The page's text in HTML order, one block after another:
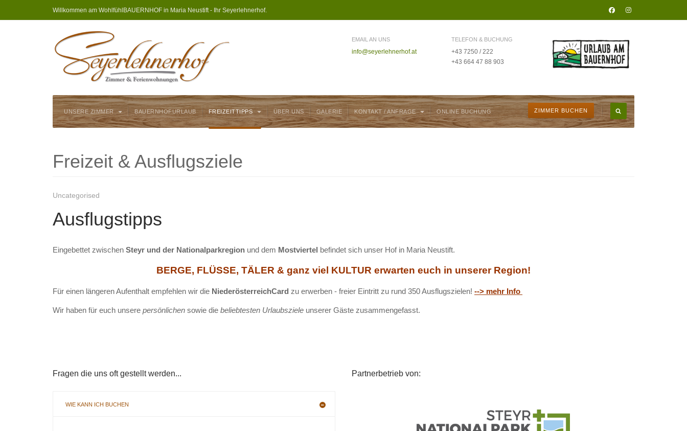
Willkommen am WohlfühlBAUERNHOF in Maria Neustift - Ihr Seyerlehnerhof.
EMAIL AN UNS
info@seyerlehnerhof.at
TELEFON & BUCHUNG
+43 7250 / 222
+43 664 47 88 903
UNSERE ZIMMER BAUERNHOFURLAUB FREIZEITTIPPS ÜBER UNS GALERIE KONTAKT / ANFRAGE ONLINE BUCHUNG ZIMMER BUCHEN
Freizeit & Ausflugsziele
Uncategorised
Ausflugstipps
Eingebettet zwischen Steyr und der Nationalparkregion und dem Mostviertel befindet sich unser Hof in Maria Neustift.
BERGE, FLÜSSE, TÄLER & ganz viel KULTUR erwarten euch in unserer Region!
Für einen längeren Aufenthalt empfehlen wir die NiederösterreichCard zu erwerben - freier Eintritt zu rund 350 Ausflugszielen! --> mehr Info
Wir haben für euch unsere persönlichen sowie die beliebtesten Urlaubsziele unserer Gäste zusammengefasst.
Fragen die uns oft gestellt werden...
WIE KANN ICH BUCHEN
Partnerbetrieb von: